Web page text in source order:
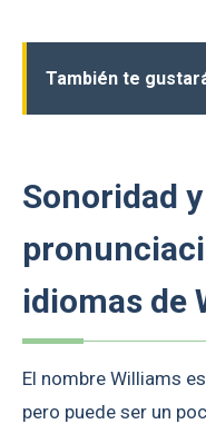
También te
Sonoridad
idiomas de
El nombre Williams
pero puede ser un